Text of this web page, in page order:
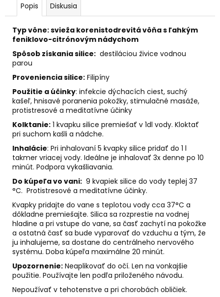
Popis Diskusia
Typ vône:svieža korenistodrevitá vôňa s ľahkým
feniklovo-citrónovým nádychom
Spôsob získania silice: destiláciou živice vodnou
parou
Proveniencia silice: Filipíny
Použitie a účinky: infekcie dýchacích ciest, suchý
kašeľ, hnisavé poranenia pokožky, stimulačné masáže,
protistresové a meditatívne účinky
Kolktanie: 1 kvapku silice premiešať v 1dl vody. Kloktať
pri suchom kašli a nádche.
Inhalácie: Pri inhalovaní 5 kvapky silice pridať do 1 l
takmer vriacej vody. Ideálne je inhalovať 3x denne po 10
minút. Podpora vykašliavania.
Do kúpeľa vo vani: 9 kvapiek silice do vody teplej 37
°C. Protistresové a meditatívne účinky.
Kvapky pridajte do vane s teplotou vody cca 37°C a
dôkladne premiešajte. Silica sa rozprestie na vodnej
hladine a pri vstupe do vane, sa časť zachytí na pokožke
a ostatná časť sa bude vyparovať do vzduchu a tým, že
ju inhalujeme, sa dostane do centrálneho nervového
systému. Doba kúpeľa maximálne 20 minút.
Upozornenie: Neaplikovať do očí. Len na vonkajšie
použitie. Používajte len podľa priloženého návodu.
Nepoužívať v tehotenstve a pri chorobách obličiek.
o
r
ú
č
a
m
e
AGARICUS
TOBOLKY
€31,60